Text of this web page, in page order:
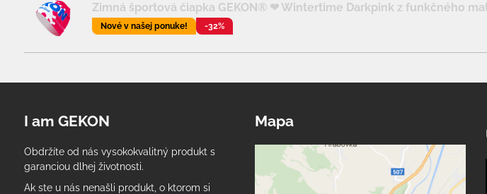
Zimná športová čiapka GEKON® ❤ Wintertime Darkpink z funkčného
Nové v našej ponuke! -32%
I am GEKON
Obdržíte od nás vysokokvalitný produkt s
garanciou dlhej životnosti.
Ak ste u nás nenašli produkt, o ktorom si
Mapa